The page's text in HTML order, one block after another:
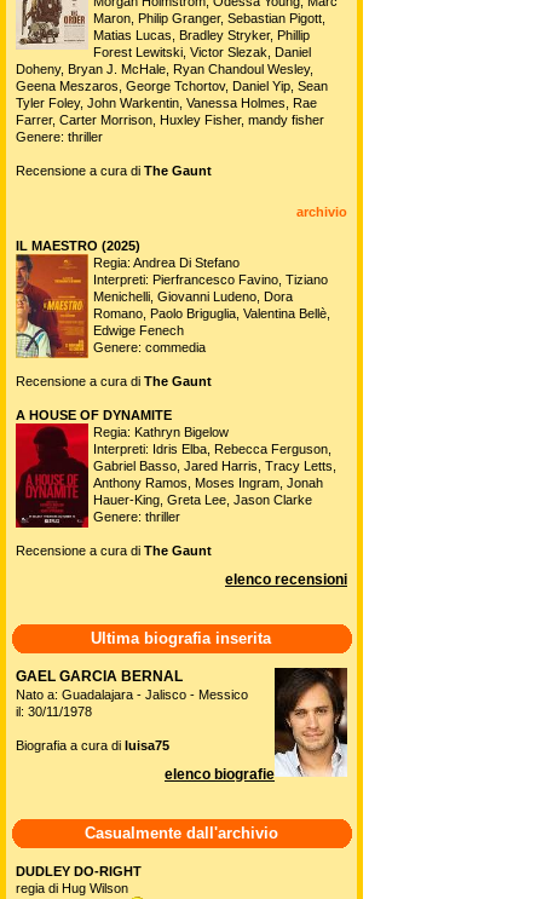
Maron, Philip Granger, Sebastian Pigott,
Matias Lucas, Bradley Stryker, Phillip
Forest Lewitski, Victor Slezak, Daniel
Doheny, Bryan J. McHale, Ryan Chandoul Wesley,
Geena Meszaros, George Tchortov, Daniel Yip, Sean
Tyler Foley, John Warkentin, Vanessa Holmes, Rae
Farrer, Carter Morrison, Huxley Fisher, mandy fisher
Genere: thriller
Recensione a cura di The Gaunt
archivio
IL MAESTRO (2025)
Regia: Andrea Di Stefano
Interpreti: Pierfrancesco Favino, Tiziano
Menichelli, Giovanni Ludeno, Dora
Romano, Paolo Briguglia, Valentina Bellè,
Edwige Fenech
Genere: commedia
Recensione a cura di The Gaunt
A HOUSE OF DYNAMITE
Regia: Kathryn Bigelow
Interpreti: Idris Elba, Rebecca Ferguson,
Gabriel Basso, Jared Harris, Tracy Letts,
Anthony Ramos, Moses Ingram, Jonah
Hauer-King, Greta Lee, Jason Clarke
Genere: thriller
Recensione a cura di The Gaunt
elenco recensioni
Ultima biografia inserita
GAEL GARCIA BERNAL
Nato a: Guadalajara - Jalisco - Messico
il: 30/11/1978
Biografia a cura di luisa75
elenco biografie
Casualmente dall'archivio
DUDLEY DO-RIGHT
regia di Hug Wilson